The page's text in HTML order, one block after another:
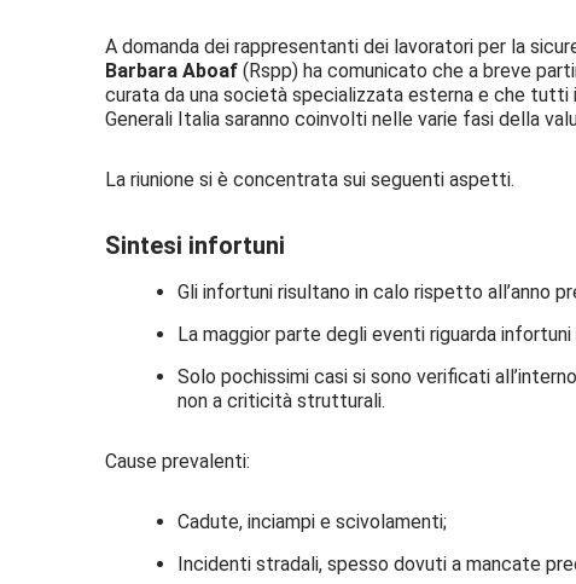
A domanda dei rappresentanti dei lavoratori per la
Barbara Aboaf (Rspp) ha comunicato che a breve
curata da una società specializzata esterna e che
Generali Italia saranno coinvolti nelle varie fasi della
La riunione si è concentrata sui seguenti aspetti.
Sintesi infortuni
Gli infortuni risultano in calo rispetto all’anno
La maggior parte degli eventi riguarda infortuni
Solo pochissimi casi si sono verificati
non a criticità strutturali.
Cause prevalenti:
Cadute, inciampi e scivolamenti;
Incidenti stradali, spesso dovuti a mancate